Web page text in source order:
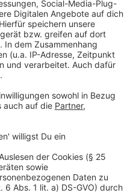
zu verbessern, hat
auf den
verdienen
brauchen sie die
den bestmöglichen
Nancy Faeser.
Einführung von Tasern
Täter zu stoppen
schützen. Zudem wird
Einsatzkräfte vor